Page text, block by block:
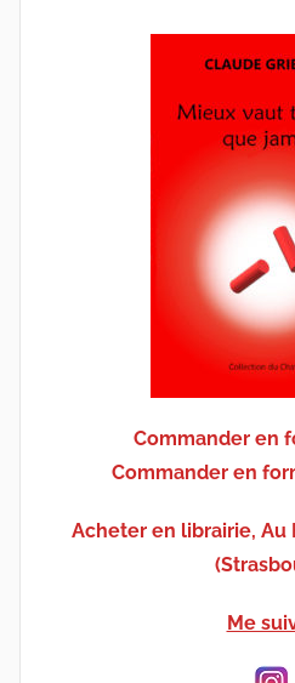
Commander en
Commander en
Acheter en librairie, Au
Me